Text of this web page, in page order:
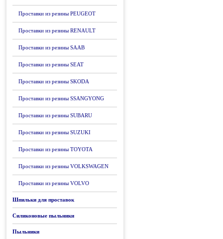
Проставки из резины PEUGEOT
Проставки из резины RENAULT
Проставки из резины SAAB
Проставки из резины SEAT
Проставки из резины SKODA
Проставки из резины SSANGYONG
Проставки из резины SUBARU
Проставки из резины SUZUKI
Проставки из резины TOYOTA
Проставки из резины VOLKSWAGEN
Проставки из резины VOLVO
Шпильки для проставок
Силиконовые пыльники
Пыльники